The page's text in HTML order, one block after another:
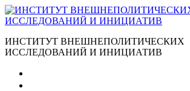
ИНСТИТУТ ВНЕШНЕПОЛИТИЧЕСКИХ
ИССЛЕДОВАНИЙ И ИНИЦИАТИВ